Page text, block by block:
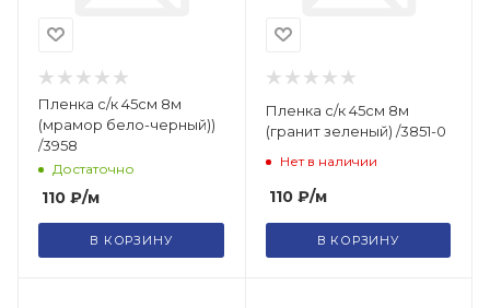
Пленка с/к 45см 8м
(мрамор бело-черный))
/3958
Достаточно
110 ₽/м
В КОРЗИНУ
Пленка с/к 45см 8м
(гранит зеленый) /3851-0
Нет в наличии
110₽/м
В КОРЗИНУ